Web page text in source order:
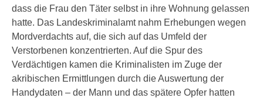
dass die Frau den Täter selbst in ihre Wohnung gelassen
hatte. Das Landeskriminalamt nahm Erhebungen wegen
Mordverdachts auf, die sich auf das Umfeld der
Verstorbenen konzentrierten. Auf die Spur des
Verdächtigen kamen die Kriminalisten im Zuge der
akribischen Ermittlungen durch die Auswertung der
Handydaten – der Mann und das spätere Opfer hatten